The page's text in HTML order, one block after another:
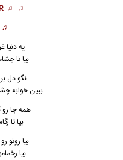
♫ ♫
یه دنیا
بیا تا
نگو دل
ببین خوابه
همه جا
بیا تا
بیا روتو
بیا